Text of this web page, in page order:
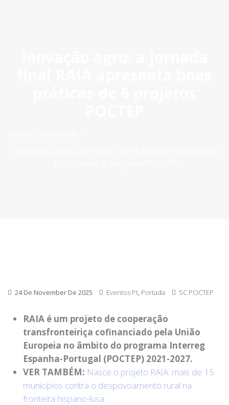
24 De November De 2025 Eventos Pt, Portada SC POCTEP
RAIA é um projeto de cooperação
transfronteiriça cofinanciado pela União
Europeia no âmbito do programa Interreg
Espanha-Portugal (POCTEP) 2021-2027.
VER TAMBÉM: Nasce o projeto RAIA: mais de 15
municípios contra o despovoamento rural na
fronteira hispano-lusa